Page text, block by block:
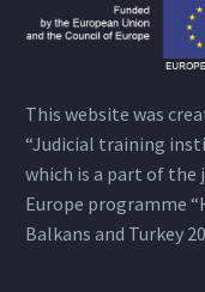
This website was
“Judicial training
which is a part of the
Europe programme
Balkans and Turkey